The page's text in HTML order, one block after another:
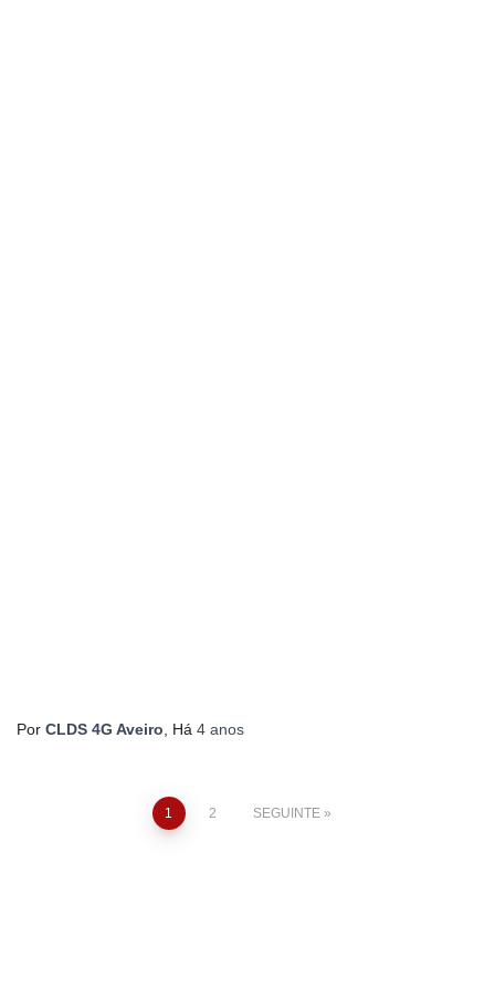
Por CLDS 4G Aveiro , Há 4 anos
Paginação 1 2 SEGUINTE